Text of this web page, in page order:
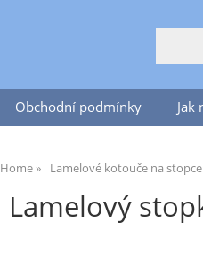
Obchodní podmínky Jak
Home Lamelové kotouče na stopce
Lamelový